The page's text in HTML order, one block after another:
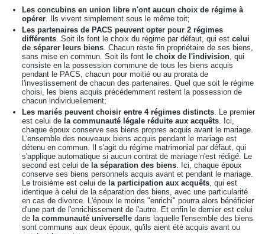
Les concubins en union libre n'ont aucun choix de régime à
opérer. Ils vivent simplement sous le même toit;
Les partenaires de PACS peuvent opter pour 2 régimes
différents. Soit ils font le choix du régime par défaut, qui est celui
de séparer leurs biens. Chacun reste fin propriétaire de ses biens,
sans mise en commun. Soit ils font le choix de l'indivision, qui
consiste en la possession commune de tous les biens acquis
pendant le PACS, chacun pour moitié ou au prorata de
l'investissement de chacun des partenaires. Quel que soit le régime
choisi, les biens acquis précédemment restent la possession de
chacun individuellement;
Les mariés peuvent choisir entre 4 régimes distincts. Le premier
est celui dela communauté légale réduite aux acquêts. Ici,
chaque époux conserve ses biens propres acquis avant le mariage.
L'ensemble des nouveaux biens acquis pendant le mariage est
détenu en commun. Il s'agit du régime matrimonial par défaut, qui
s'applique automatique si aucun contrat de mariage n'est rédigé. Le
second est celui de la séparation des biens. Ici, chaque époux
conserve ses biens personnels acquis avant et pendant le mariage.
Le troisième est celui de la participation aux acquêts, qui est
identique à celui de la séparation des biens, avec une particularité
en cas de divorce. L'époux le moins "enrichi" pourra alors bénéficier
d'une part de l'enrichissement de l'autre. Et enfin le dernier est celui
de la communauté universelledans laquelle l'ensemble des biens
sont communs aux deux époux, qu'ils aient été acquis avant ou